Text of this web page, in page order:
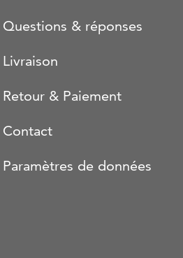
Questions & réponses
Livraison
Retour & Paiement
Contact
Paramètres de données